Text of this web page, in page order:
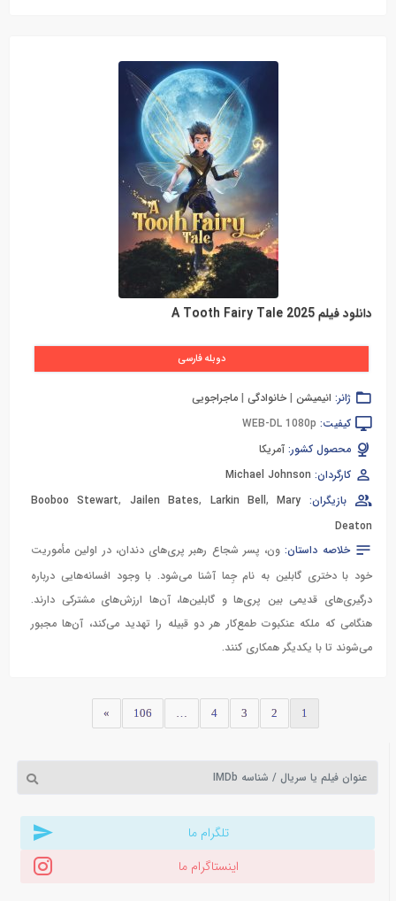
دانلود فیلم A Tooth Fairy Tale 2025
دوبله فارسی
ژانر: انیمیشن | خانوادگی | ماجراجویی
کیفیت: WEB-DL 1080p
محصول کشور: آمریکا
کارگردان: Michael Johnson
بازیگران:
Booboo Stewart, Jailen Bates, Larkin Bell,Mary
Deaton
خلاصه داستان: ون، پسر شجاع رهبر پری‌های دندان، در اولین مأموریت
خود با دختری گابلین به نام جِما آشنا می‌شود. با وجود افسانه‌هایی درباره
درگیری‌های قدیمی بین پری‌ها و گابلین‌ها، آن‌ها ارزش‌های مشترکی دارند.
هنگامی که ملکه عنکبوت طمع‌کار هر دو قبیله را تهدید می‌کند، آن‌ها مجبور
می‌شوند تا با یکدیگر همکاری کنند.
1
2
3
4
…
106
»
تلگرام ما
اینستاگرام ما